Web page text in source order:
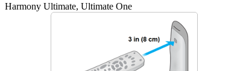
Harmony Ultimate, Ultimate One